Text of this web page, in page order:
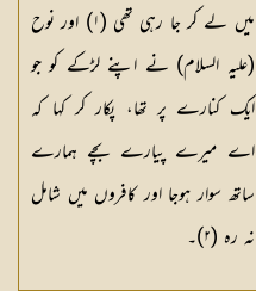
میں لے کر جا رہی تھی (١) اور نوح
(علیہ السلام) نے اپنے لڑکے کو جو
ایک کنارے پر تھا، پکار کر کہا کہ
اے میرے پیارے بچے ہمارے
ساتھ سوار ہوجا اور کافروں میں شامل
نہ رہ (٢)۔